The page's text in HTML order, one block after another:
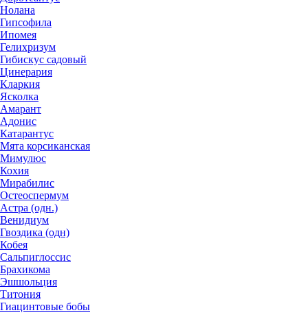
Нолана
Гипсофила
Ипомея
Гелихризум
Гибискус садовый
Цинерария
Кларкия
Ясколка
Амарант
Адонис
Катарантус
Мята корсиканская
Мимулюс
Кохия
Мирабилис
Остеоспермум
Астра (одн.)
Венидиум
Гвоздика (одн)
Кобея
Сальпиглоссис
Брахикома
Эшшольция
Титония
Гиацинтовые бобы